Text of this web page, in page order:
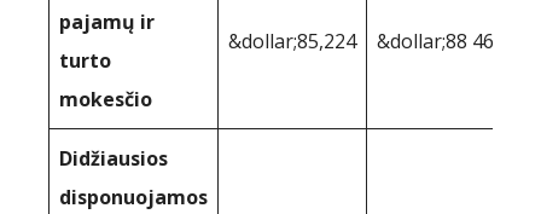
pajamų ir
turto
mokesčio
&dollar;85,224 &dollar;88 462
Didžiausios
disponuojamos